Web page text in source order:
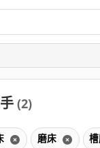
(2)
磨床